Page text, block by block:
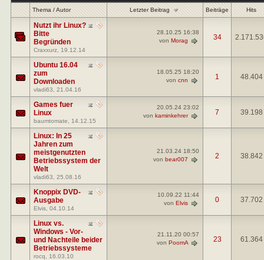
Thema/Autor Letzter Beitrag Beiträge Hits
Nutzt ihr Linux?
Bitte
Begründen
Craxxurz , 19.12.14
28.10.25 16:38
von Morag 34
Ubuntu 16.04
zum
Downloaden
vladi63 , 21.04.16
18.05.25 18:20
von cnn 1 48.404
Games fuer
Linux
baumtomate , 14.12.15
20.05.24 23:02
von kaminkehrer 7 39.198
Linux: In 25
Jahren zum
meistgenutzten
Betriebssystem der
Welt
vladi63 , 25.08.16
21.03.24 18:50
von bear007 2 38.842
Knoppix DVD-
Ausgabe
Elvis , 04.10.14
10.09.22 11:44
von Elvis 0 37.702
Linux vs.
Windows - Vor-
und Nachteile beider
Betriebssysteme
rocq , 16.03.10
21.11.20 00:57
von PoomA 23 61.364